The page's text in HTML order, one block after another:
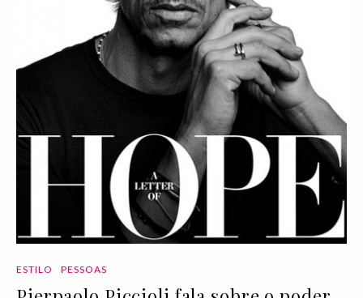
ESTILO PESSOAS